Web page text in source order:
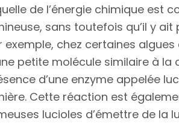
de l’énergie chimique est
sans toutefois qu’il y
exemple, chez certaines
petite molécule similaire à la
d’une enzyme appelée
Cette réaction est
lucioles d’émettre de la